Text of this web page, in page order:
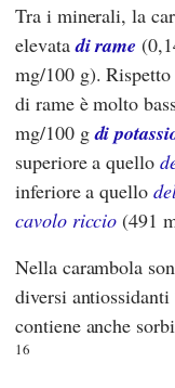
Tra i minerali, la
elevatadi rame
mg/100 g).
di rame è molto
mg/100 gdi
superiore a quello
inferiore a quello
cavolo riccio (491
Nella carambola
diversi antiossidanti
contiene anche
16